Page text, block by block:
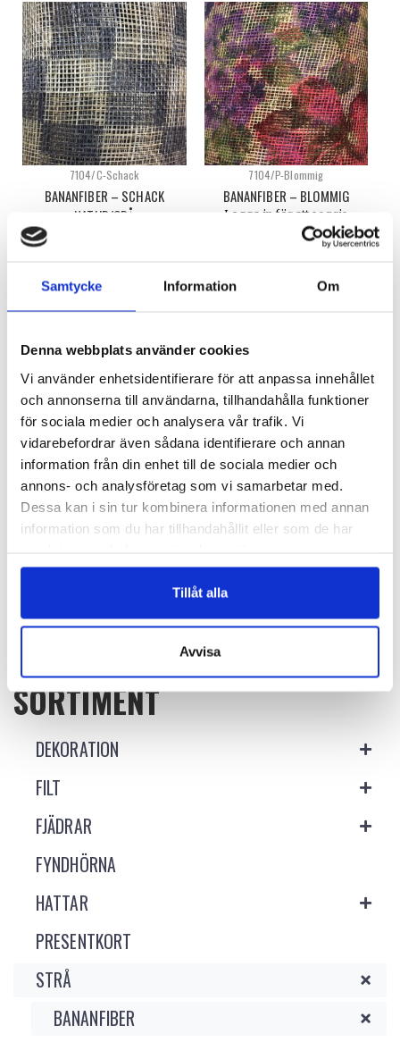
Samtycke Information Om
Denna webbplats använder cookies
Vi använder enhetsidentifierare för att anpassa innehållet
och annonserna till användarna, tillhandahålla funktioner
för sociala medier och analysera vår trafik. Vi
vidarebefordrar även sådana identifierare och annan
information från din enhet till de sociala medier och
annons- och analysföretag som vi samarbetar med.
Dessa kan i sin tur kombinera informationen med annan
information som du har tillhandahållit eller som de har
Tillåt alla
Avvisa
7104/C-Schack
BANANFIBER – SCHACK
NATUR/GRÅ
Logga in för att se pris
7104/P-Blommig
BANANFIBER – BLOMMIG
Logga in för att se pris
7104/A
BANANFIBER OAPPRETERAD –
VIT & OFF-WHITE
Logga in för att se pris
7204/D1-natur
PINOK POK – ROSETT
SORTIMENT
DEKORATION
FILT
FJÄDRAR
FYNDHÖRNA
HATTAR
PRESENTKORT
STRÅ
BANANFIBER